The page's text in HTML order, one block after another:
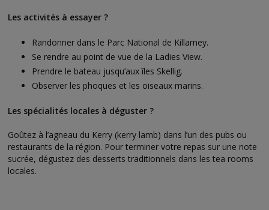
Les activités à essayer ?
Randonner dans le Parc National de Killarney.
Se rendre au point de vue de la Ladies View.
Prendre le bateau jusqu’aux îles Skellig.
Observer les phoques et les oiseaux marins.
Les spécialités locales à déguster ?
Goûtez à l’agneau du Kerry (kerry lamb) dans l’un des pubs ou
restaurants de la région. Pour terminer votre repas sur une note
sucrée, dégustez des desserts traditionnels dans les tea rooms
locales.